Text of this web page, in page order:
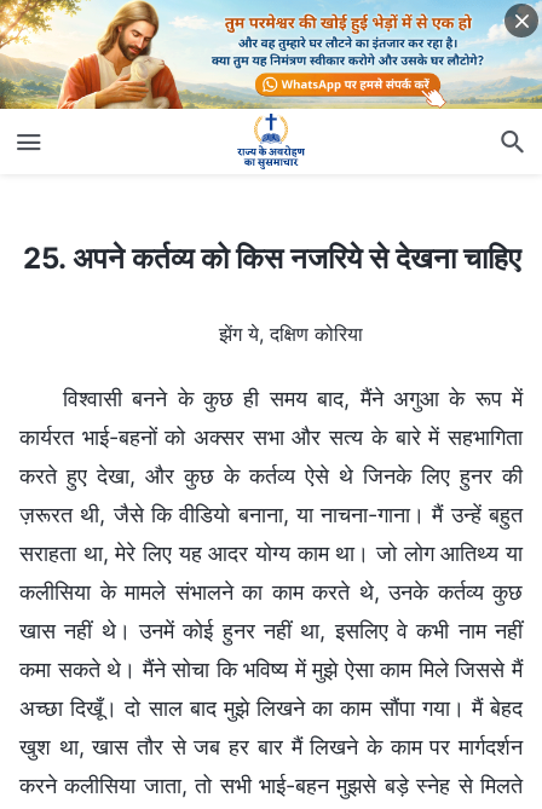
25. अपने कर्तव्य को किस नजरिये से देखना चाहिए
25. अपने कर्तव्य को किस नजरिये से देखना चाहिए
झेंग ये, दक्षिण कोरिया
विश्वासी बनने के कुछ ही समय बाद, मैंने अगुआ के रूप में
कार्यरत भाई-बहनों को अक्सर सभा और सत्य के बारे में सहभागिता
करते हुए देखा, और कुछ के कर्तव्य ऐसे थे जिनके लिए हुनर की
ज़रूरत थी, जैसे कि वीडियो बनाना, या नाचना-गाना। मैं उन्हें बहुत
सराहता था, मेरे लिए यह आदर योग्य काम था। जो लोग आतिथ्य या
कलीसिया के मामले संभालने का काम करते थे, उनके कर्तव्य कुछ
खास नहीं थे। उनमें कोई हुनर नहीं था, इसलिए वे कभी नाम नहीं
कमा सकते थे। मैंने सोचा कि भविष्य में मुझे ऐसा काम मिले जिससे मैं
अच्छा दिखूँ। दो साल बाद मुझे लिखने का काम सौंपा गया। मैं बेहद
खुश था, खास तौर से जब हर बार मैं लिखने के काम पर मार्गदर्शन
करने कलीसिया जाता, तो सभी भाई-बहन मुझसे बड़े स्नेह से मिलते